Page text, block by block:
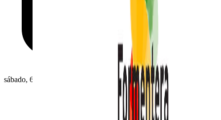
sábado, 6 de junio de 2026